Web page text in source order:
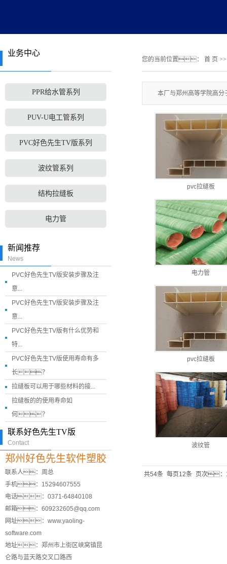
业务中心
PPR给水管系列
PUV-U电工管系列
PVC好色先生TV版系列
波纹管系列
结构拉缝板
电力管
新闻推荐
News
PVC好色先生TV版安装步骤及注
意...
PVC好色先生TV版安装步骤及注
意...
PVC好色先生TV版有什么优势和
特...
PVC好色先生TV版使用寿命有多
长？
拉缝板可以用于哪些材料的接...
拉缝板的的使用寿命如
何？
联系好色先生TV版
Contact
郑州好色先生软件塑胶
联系人：周总
手机：15294607555
电话：0371-64840108
邮箱：609232605@qq.com
网址：www.yaoling-
software.com
地址：郑州市上街区峡窝镇昆
仑路与蓝天路交叉口路西
您的当前位置： 首 页
本厂与郑州高等学院
​pvc拉缝板
电力管
pvc拉缝板
波纹管
共54条 每页12条 页次：